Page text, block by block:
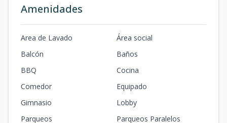
Amenidades
Area de Lavado
Área social
Balcón
Baños
BBQ
Cocina
Comedor
Equipado
Gimnasio
Lobby
Parqueos
Parqueos Paralelos